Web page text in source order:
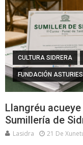
CULTURA SIDRERA
FUNDACIÓN
Llangréu
Sumillería de
Lasidra 21 De